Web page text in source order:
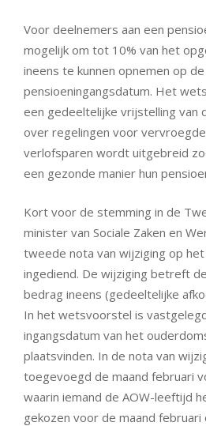
Voor deelnemers aan een
mogelijk om tot 10% van het
ineens te kunnen opnemen op de
pensioeningangsdatum. Het
een gedeeltelijke vrijstelling van
over regelingen voor
verlofsparen wordt uitgebreid
een gezonde manier hun
Kort voor de stemming in de
minister van Sociale Zaken en
tweede nota van wijziging op
ingediend. De wijziging betreft
bedrag ineens (gedeeltelijke
In het wetsvoorstel is
ingangsdatum van het
plaatsvinden. In de nota van
toegevoegd de maand februari
waarin iemand de AOW-leeftijd
gekozen voor de maand februari